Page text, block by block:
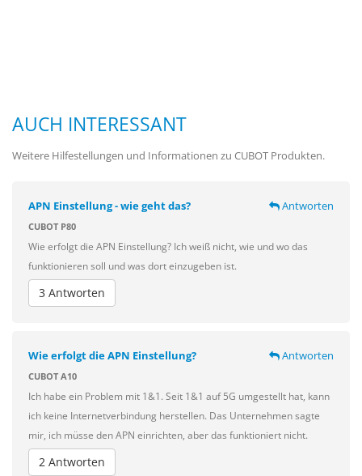
AUCH INTERESSANT
Weitere Hilfestellungen und Informationen zu CUBOT Produkten.
APN Einstellung - wie geht das? Antworten
CUBOT P80
Wie erfolgt die APN Einstellung? Ich weiß nicht, wie und wo das
funktionieren soll und was dort einzugeben ist.
3 Antworten
Wie erfolgt die APN Einstellung? Antworten
CUBOT A10
Ich habe ein Problem mit 1&1. Seit 1&1 auf 5G umgestellt hat, kann
ich keine Internetverbindung herstellen. Das Unternehmen sagte
mir, ich müsse den APN einrichten, aber das funktioniert nicht.
2 Antworten